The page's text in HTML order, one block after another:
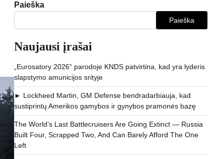
Paieška
Paieška
Naujausi įrašai
„Eurosatory 2026“ parodoje KNDS patvirtina, kad yra lyderis
slapstymo amunicijos srityje
► Lockheed Martin, GM Defense bendradarbiauja, kad
sustiprintų Amerikos gamybos ir gynybos pramonės bazę
The World’s Last Battlecruisers Are Going Extinct — Russia
Built Four, Scrapped Two, And Can Barely Afford The One
Left